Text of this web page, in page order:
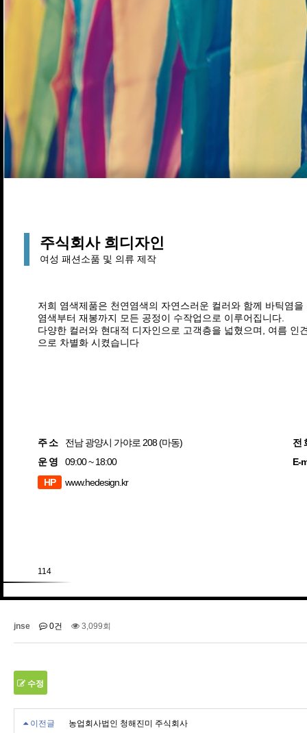
주식회사 희디자인
여성 패션소품 및 의류 제작
저희 염색제품은 천연염색의 자연스러운 컬러와 함께 바틱염
염색부터 재봉까지 모든 공정이 수작업으로 이루어집니다.
다양한 컬러와 현대적 디자인으로 고객층을 넓혔으며, 여름 인
으로 차별화 시켰습니다
주 소
전남 광양시 가야로 208 (마동)
운 영
09:00 ~ 18:00
HP
www.hedesign.kr
전
E-
114
jnse 0건 3,099회
수정
이전글 농업회사법인 청해진미 주식회사